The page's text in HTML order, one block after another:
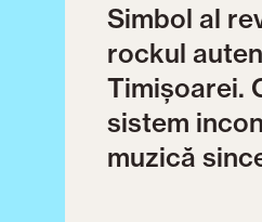
Simbol al
rockul
Timișoarei.
sistem
muzică